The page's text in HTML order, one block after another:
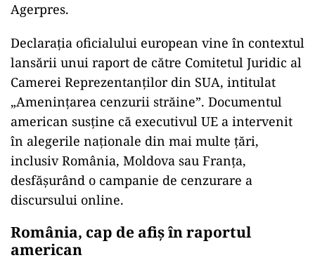
Agerpres.
Declarația oficialului european vine în contextul
lansării unui raport de către Comitetul Juridic al
Camerei Reprezentanților din SUA, intitulat
„Amenințarea cenzurii străine”. Documentul
american susține că executivul UE a intervenit
în alegerile naționale din mai multe țări,
inclusiv România, Moldova sau Franța,
desfășurând o campanie de cenzurare a
discursului online.
România, cap de afiș în raportul
american